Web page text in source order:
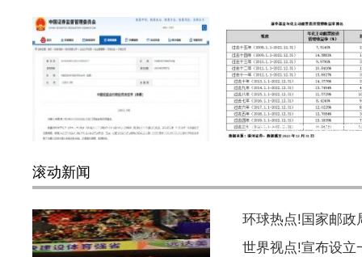
这家私募实控人遭监管重 老牌券商系公募新华基
滚动新闻
环球热点!国家邮政
世界视点!宣布设立